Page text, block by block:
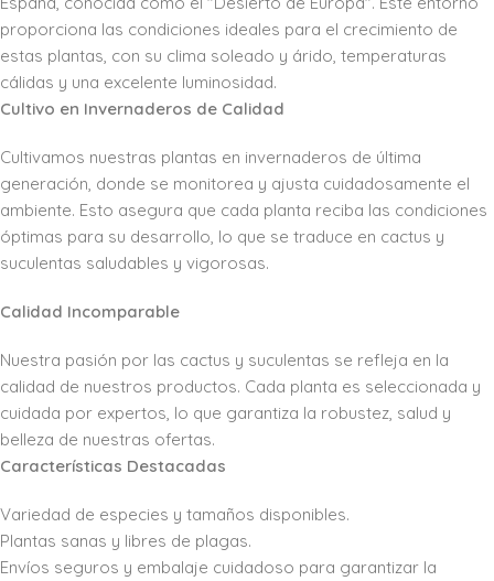
proporciona las condiciones ideales para el crecimiento de
estas plantas, con su clima soleado y árido, temperaturas
cálidas y una excelente luminosidad.
Cultivo en Invernaderos de Calidad
Cultivamos nuestras plantas en invernaderos de última
generación, donde se monitorea y ajusta cuidadosamente el
ambiente. Esto asegura que cada planta reciba las condiciones
óptimas para su desarrollo, lo que se traduce en cactus y
suculentas saludables y vigorosas.
Calidad Incomparable
Nuestra pasión por las cactus y suculentas se refleja en la
calidad de nuestros productos. Cada planta es seleccionada y
cuidada por expertos, lo que garantiza la robustez, salud y
belleza de nuestras ofertas.
Características Destacadas
Variedad de especies y tamaños disponibles.
Plantas sanas y libres de plagas.
Envíos seguros y embalaje cuidadoso para garantizar la